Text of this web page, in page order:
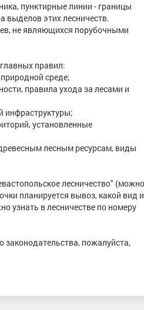
пунктирные линии - границы
выделов этих лесничеств.
не являющихся порубочными
правил:
среде;
правила ухода за лесами и
инфраструктуры;
установленные
лесным ресурсам, виды
лесничество" (можно
планируется вывоз, какой вид и
узнать в лесничестве по номеру
законодательства, пожалуйста,